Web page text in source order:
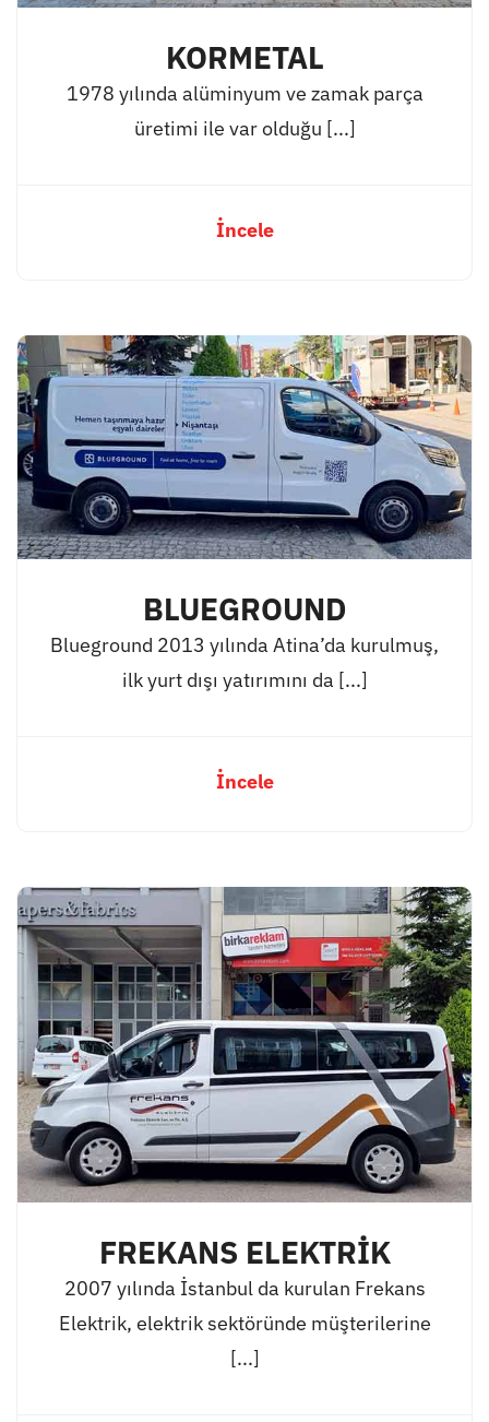
KORMETAL
1978 yılında alüminyum ve zamak parça
üretimi ile var olduğu [...]
İncele
BLUEGROUND
Blueground 2013 yılında Atina’da kurulmuş,
ilk yurt dışı yatırımını da [...]
İncele
FREKANS ELEKTRİK
2007 yılında İstanbul da kurulan Frekans
Elektrik, elektrik sektöründe müşterilerine
[...]